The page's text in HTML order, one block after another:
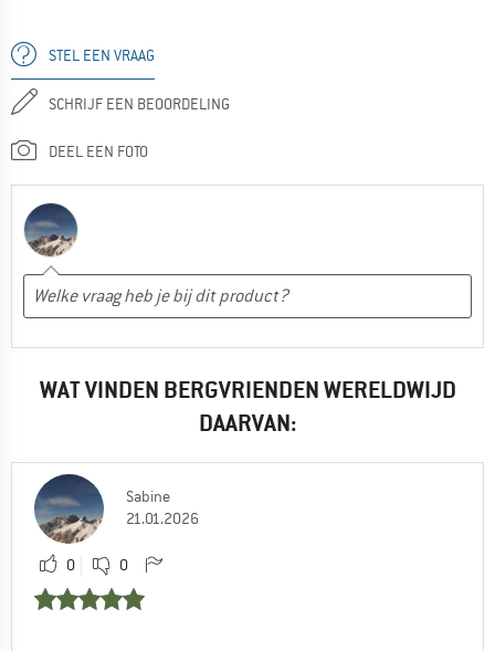
STEL EEN VRAAG
SCHRIJF EEN BEOORDELING
DEEL EEN FOTO
WAT VINDEN BERGVRIENDEN WERELDWIJD
DAARVAN:
Sabine
21.01.2026
0 0